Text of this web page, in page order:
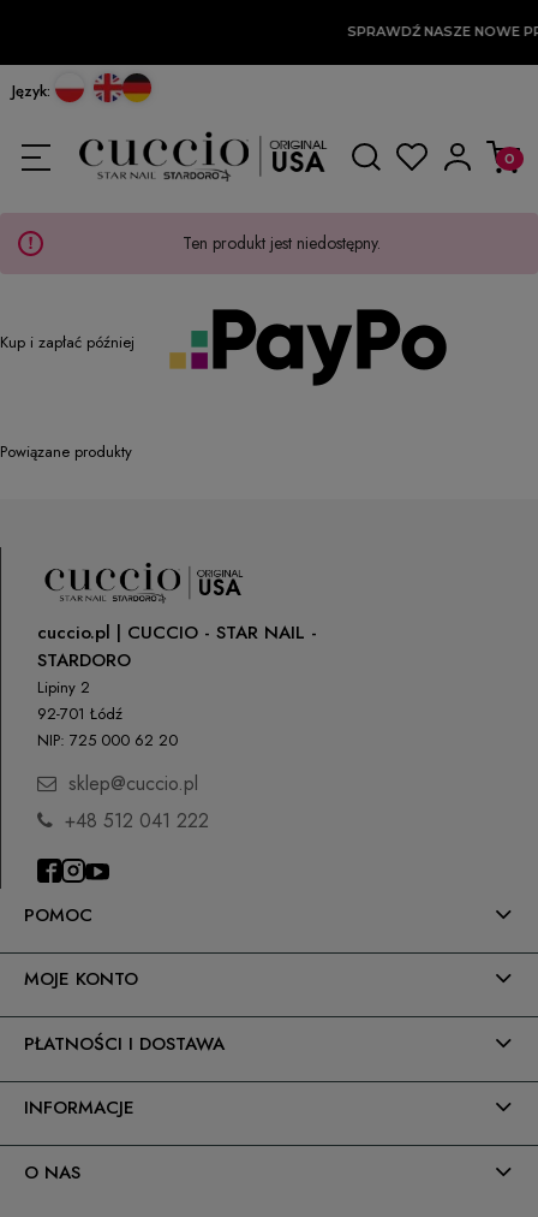
SPRAWDŹ NASZE NOWE
Język:
Ten produkt jest niedostępny.
Kup i zapłać później
Powiązane produkty
POMOC
MOJE KONTO
PŁATNOŚCI I DOSTAWA
INFORMACJE
O NAS
cuccio.pl | CUCCIO - STAR NAIL -
STARDORO
Lipiny 2
92-701 Łódź
NIP: 725 000 62 20
sklep@cuccio.pl
+48 512 041 222